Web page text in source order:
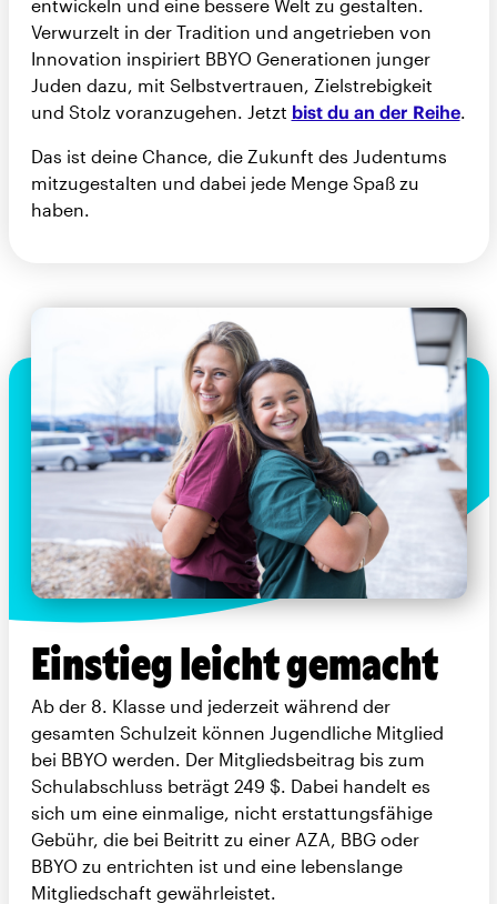
entwickeln und eine bessere Welt zu gestalten.
Verwurzelt in der Tradition und angetrieben von
Innovation inspiriert BBYO Generationen junger
Juden dazu, mit Selbstvertrauen, Zielstrebigkeit
und Stolz voranzugehen. Jetzt bist du an der Reihe.
Das ist deine Chance, die Zukunft des Judentums
mitzugestalten und dabei jede Menge Spaß zu
haben.
Einstieg leicht gemacht
Ab der 8. Klasse und jederzeit während der
gesamten Schulzeit können Jugendliche Mitglied
bei BBYO werden. Der Mitgliedsbeitrag bis zum
Schulabschluss beträgt 249 $. Dabei handelt es
sich um eine einmalige, nicht erstattungsfähige
Gebühr, die bei Beitritt zu einer AZA, BBG oder
BBYO zu entrichten ist und eine lebenslange
Mitgliedschaft gewährleistet.